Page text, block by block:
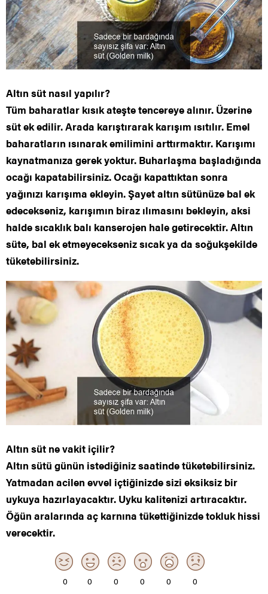
Altın süt nasıl yapılır?
Tüm baharatlar kısık ateşte tencereye alınır. Üzerine
süt ek edilir. Arada karıştırarak karışım ısıtılır. Emel
baharatların ısınarak emilimini arttırmaktır. Karışımı
kaynatmanıza gerek yoktur. Buharlaşma başladığında
ocağı kapatabilirsiniz. Ocağı kapattıktan sonra
yağınızı karışıma ekleyin. Şayet altın sütünüze bal ek
edecekseniz, karışımın biraz ılımasını bekleyin, aksi
halde sıcaklık balı kanserojen hale getirecektir. Altın
süte, bal ek etmeyecekseniz sıcak ya da soğukşekilde
tüketebilirsiniz.
Altın süt ne vakit içilir?
Altın sütü günün istediğiniz saatinde tüketebilirsiniz.
Yatmadan acilen evvel içtiğinizde sizi eksiksiz bir
uykuya hazırlayacaktır. Uyku kalitenizi artıracaktır.
Öğün aralarında aç karnına tükettiğinizde tokluk hissi
verecektir.
0 0 0 0 0 0